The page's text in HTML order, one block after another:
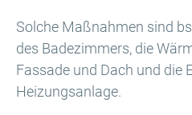
Solche Maßnahmen sind
des Badezimmers, die
Fassade und Dach und die
Heizungsanlage.